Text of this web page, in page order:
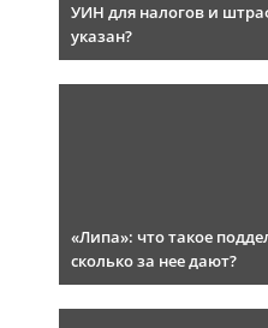
УИН для налогов и
указан?
«Липа»: что такое
сколько за нее дают?